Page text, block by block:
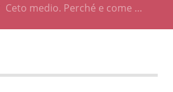
Ceto medio. Perché e come …